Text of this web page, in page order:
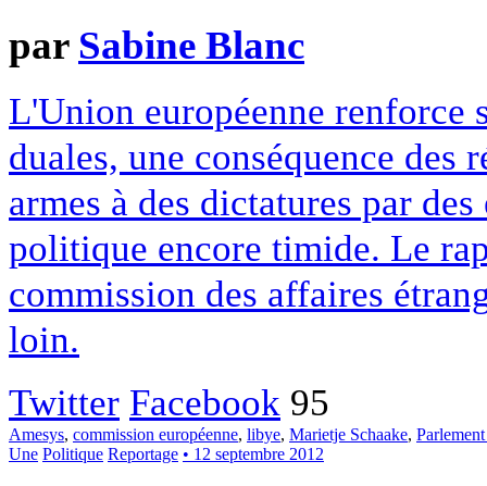
par Sabine Blanc
L'Union européenne renforce
duales, une conséquence des
armes à des dictatures par
politique encore timide. Le
commission des affaires
loin.
Twitter Facebook 95
Amesys, commission européenne, libye, Marietje Schaake,
Une Politique Reportage • 12 septembre 2012